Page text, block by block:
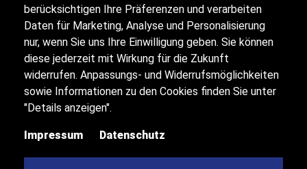
berücksichtigen Ihre Präferenzen und verarbeiten
Daten für Marketing, Analyse und Personalisierung
nur, wenn Sie uns Ihre Einwilligung geben. Sie können
diese jederzeit mit Wirkung für die Zukunft
widerrufen. Anpassungs- und Widerrufsmöglichkeiten
sowie Informationen zu den Cookies finden Sie unter
"Details anzeigen".
Impressum Datenschutz
Impressum
Datenschutz
Sitemap
Kontakt